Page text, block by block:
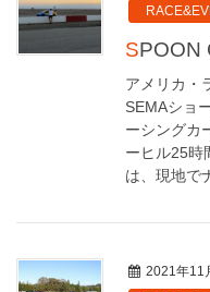
アメリカ・
SEMAショ
ーシングカ
ーヒル25時
は、現地で
2021年11